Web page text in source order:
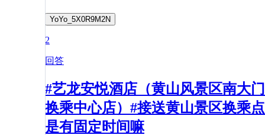
YoYo_5X0R9M2N
2
回答
#艺龙安悦酒店（黄山风景区南大门
换乘中心店）#接送黄山景区换乘点
是有固定时间嘛